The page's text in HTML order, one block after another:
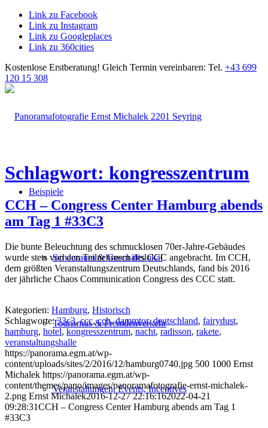
Link zu Facebook
Link zu Instagram
Link zu Googleplaces
Link zu 360cities
Kostenlose Erstberatung! Gleich Termin vereinbaren: Tel. +43 699
120 15 308
Beispiele
Schauraum & Geschäftslokal
Tourismus & Fremdenverkehr
Veranstaltungen, Events, Incentives
Schlagwort: kongresszentrum
CCH – Congress Center Hamburg abends
am Tag 1 #33C3
Die bunte Beleuchtung des schmucklosen 70er-Jahre-Gebäudes
wurde stets von den Teilnehmern des CCC angebracht. Im CCH,
dem größten Veranstaltungszentrum Deutschlands, fand bis 2016
der jährliche Chaos Communication Congress des CCC statt.
Kategorien: Hamburg, Historisch
Schlagworte:33c3,ccc,cch,dammtor,deutschland, fairydust,
hamburg, hotel, kongresszentrum, nacht, radisson, rakete,
veranstaltungshalle
https://panorama.egm.at/wp-
content/uploads/sites/2/2016/12/hamburg0740.jpg 500 1000 Ernst
Michalek https://panorama.egm.at/wp-
content/themes/pano/images/panoramafotografie-ernst-michalek-
2.png Ernst Michalek2016-12-27 22:16:162022-04-21
09:28:31CCH – Congress Center Hamburg abends am Tag 1
#33C3